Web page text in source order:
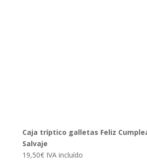
Caja tríptico galletas Feliz
Salvaje
19,50€ IVA incluído